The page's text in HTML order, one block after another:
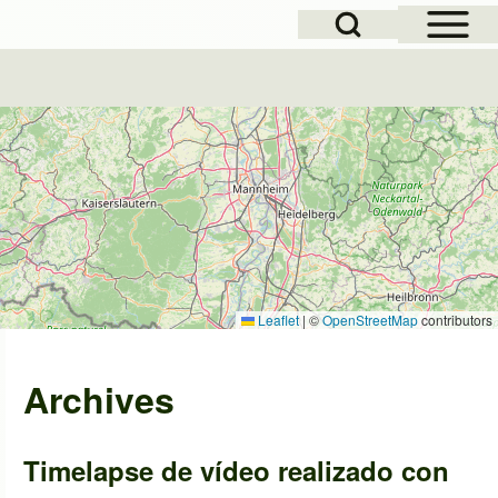
Open Sidebar
Open Search Block
Leaflet | ©OpenStreetMapcontributors
Archives
Timelapse de vídeo realizado con